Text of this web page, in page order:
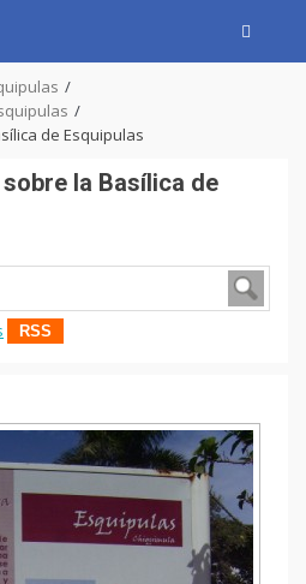
de Esquipulas
la Basílica de
RSS